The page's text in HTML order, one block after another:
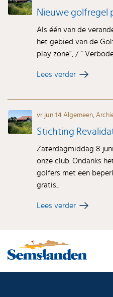
Nieuwe golfregel
Als één van de
het gebied van de
play zone”, / “
Lees verder
vr jun 14Algemeen,
Stichting
Zaterdagmiddag 8
onze club. Ondanks
golfers met een
gratis...
Lees verder